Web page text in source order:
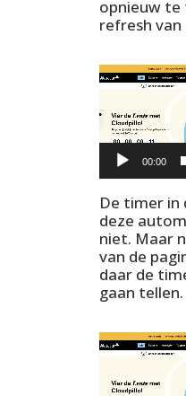
opnieuw te
refresh van
Videospeler
00:00
De timer in
deze
niet. Maar
van de
daar de
gaan tellen.
Videospeler